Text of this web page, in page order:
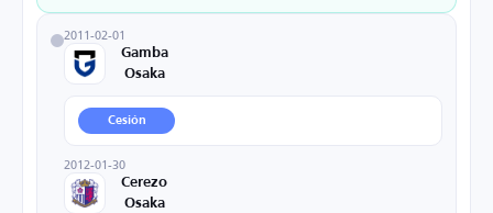
2011-02-01
Gamba
Osaka
Cesión
2012-01-30
Cerezo
Osaka